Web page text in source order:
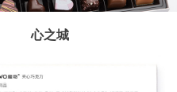
心之城